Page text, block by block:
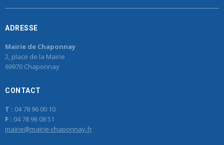
ADRESSE
Mairie de Chaponnay
2, place de la Mairie
69970 Chaponnay
CONTACT
T : 04 78 96 00 10
F : 04 78 96 08 51
mairie@mairie-chaponnay.fr